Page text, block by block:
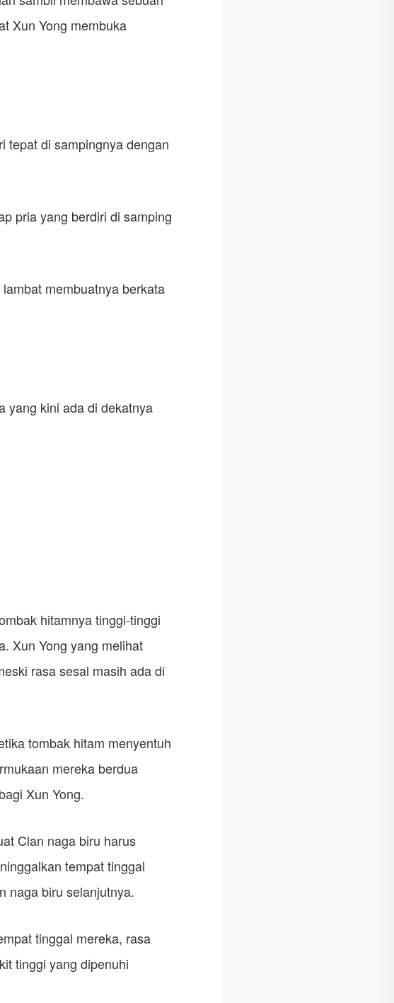
Xun Yong membuka
tepat di sampingnya dengan
pria yang berdiri di samping
membuatnya berkata
yang kini ada di dekatnya
hitamnya tinggi-tinggi
Xun Yong yang melihat
rasa sesal masih ada di
tombak hitam menyentuh
mereka berdua
Xun Yong.
Clan naga biru harus
tempat tinggal
naga biru selanjutnya.
tinggal mereka, rasa
tinggi yang dipenuhi